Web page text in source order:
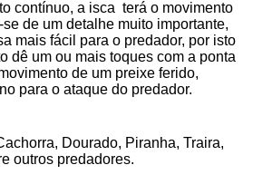
contínuo, a isca terá o movimento
de um detalhe muito importante,
mais fácil para o predador, por isto
dê um ou mais toques com a ponta
de um preixe ferido,
para o ataque do predador.
Dourado, Piranha, Traira,
outros predadores.